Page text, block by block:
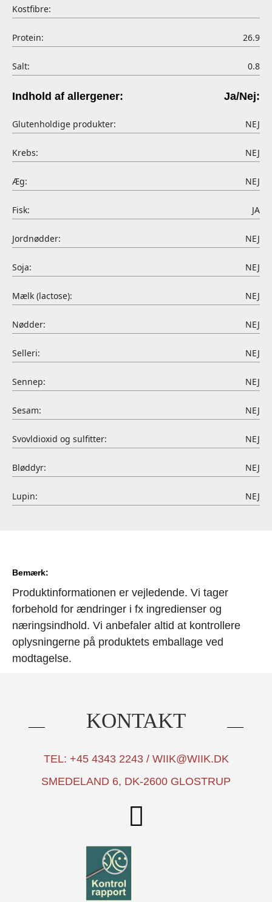
Kostfibre:
Protein: 26.9
Salt: 0.8
Indhold af allergener: Ja/Nej:
Glutenholdige produkter: NEJ
Krebs: NEJ
Æg: NEJ
Fisk: JA
Jordnødder: NEJ
Soja: NEJ
Mælk (lactose): NEJ
Nødder: NEJ
Selleri: NEJ
Sennep: NEJ
Sesam: NEJ
Svovldioxid og sulfitter: NEJ
Bløddyr: NEJ
Lupin: NEJ
Bemærk:
Produktinformationen er vejledende. Vi tager
forbehold for ændringer i fx ingredienser og
næringsindhold. Vi anbefaler altid at kontrollere
oplysningerne på produktets emballage ved
modtagelse.
KONTAKT
TEL: +45 4343 2243 / WIIK@WIIK.DK
SMEDELAND 6, DK-2600 GLOSTRUP